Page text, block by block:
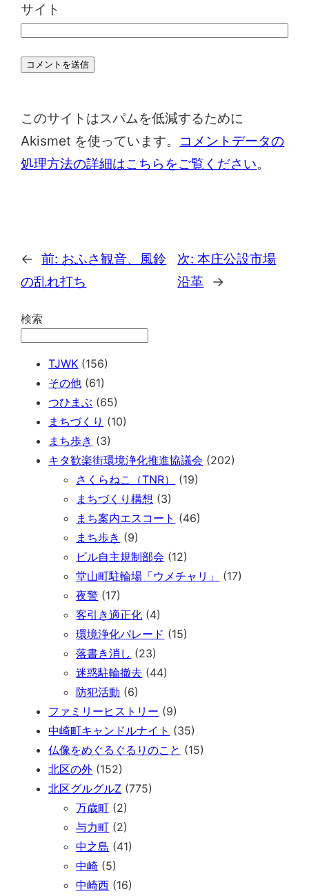
サイト
このサイトはスパムを低減するために
Akismet を使っています。
コメントデータの
処理方法の詳細はこちらをご覧ください。
← 前: おふさ観音、風鈴
の乱れ打ち
次:本庄公設市場
沿革 →
検索
TJWK (156)
その他 (61)
つひまぶ (65)
まちづくり (10)
まち歩き (3)
キタ歓楽街環境浄化推進協議会 (202)
さくらねこ（TNR）
(19)
まちづくり構想 (3)
まち案内エスコート (46)
まち歩き (9)
ビル自主規制部会 (12)
堂山町駐輪場「ウメチャリ」
(17)
夜警 (17)
客引き適正化 (4)
環境浄化パレード (15)
落書き消し (23)
迷惑駐輪撤去 (44)
防犯活動 (6)
ファミリーヒストリー (9)
中崎町キャンドルナイト (35)
仏像をめぐるぐるりのこと (15)
北区の外 (152)
北区グルグルZ (775)
万歳町 (2)
与力町 (2)
中之島 (41)
中崎 (5)
中崎西 (16)